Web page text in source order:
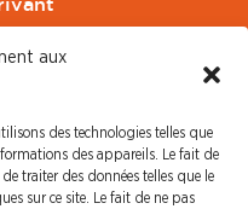
aux
des technologies telles que
des appareils. Le fait de
traiter des données telles que le
sur ce site. Le fait de ne pas